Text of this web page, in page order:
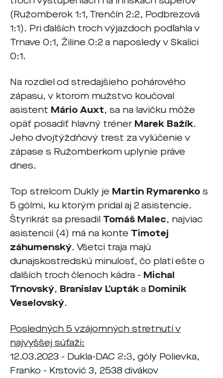
(Ružomberok 1:1, Trenčín 2:2, Podbrezová
1:1). Pri ďalších troch výjazdoch podľahla v
Trnave 0:1, Žiline 0:2 a naposledy v Skalici
0:1.
Na rozdiel od stredajšieho pohárového
zápasu, v ktorom mužstvo koučoval
asistent Mário Auxt, sa na lavičku môže
opäť posadiť hlavný tréner Marek Bažík.
Jeho dvojtýždňový trest za vylúčenie v
zápase s Ružomberkom uplynie práve
dnes.
Top strelcom Dukly je Martin Rymarenko s
5 gólmi, ku ktorým pridal aj 2 asistencie.
Štyrikrát sa presadil Tomáš Malec, najviac
asistencií (4) má na konte Timotej
záhumenský. Všetci traja majú
dunajskostredskú minulosť, čo platí ešte o
ďalších troch členoch kádra - Michal
Trnovský, Branislav Ľuptáka Dominik
Veselovský.
Posledných 5 vzájomných stretnutí v
najvyššej súťaži:
12.03.2023 - Dukla-DAC 2:3, góly Polievka,
Franko - Krstović 3, 2538 divákov